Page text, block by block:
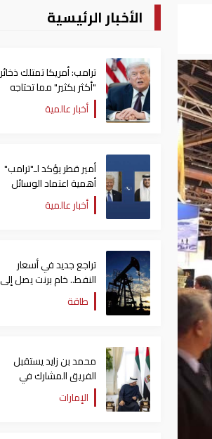
الأخبار الرئيسية
ترامب: أمريكا تمتلك ذخائر
"أكثر بكثير" مما تحتاجه
أخبار عالمية
أمير قطر يؤكد لـ"ترامب"
أهمية اعتماد الوسائل
الدبلوماسية لمعالجة
القضايا
أخبار عالمية
تراجع جديد في أسعار
النفط.. خام برنت يصل إلى
80.66 دولاراً للبرميل
طاقة
محمد بن زايد يستقبل
الفريق المشارك في
ويتبادل الأحاديث الودية
الإمارات